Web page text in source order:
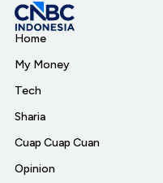
Home
My Money
Tech
Sharia
Cuap Cuap Cuan
Opinion